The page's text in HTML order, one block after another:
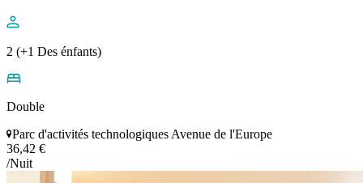
2 (+1 Des énfants)
Double
Parc d'activités technologiques Avenue de l'Europe
36,42 €
/Nuit